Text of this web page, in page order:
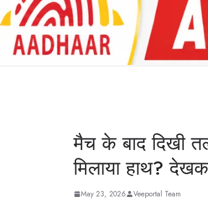
मैच के बाद दिखी
मिलाया हाथ?
May 23, 2026 Veeportal Team